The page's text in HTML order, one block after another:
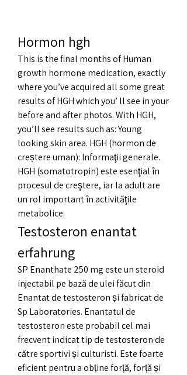
Hormon hgh
This is the final months of Human
growth hormone medication, exactly
where you’ve acquired all some great
results of HGH which you’ ll see in your
before and after photos. With HGH,
you’ll see results such as: Young
looking skin area. HGH (hormon de
creștere uman): Informaţii generale.
HGH (somatotropin) este esenţial în
procesul de creştere, iar la adult are
un rol important în activităţile
metabolice.
Testosteron enantat
erfahrung
SP Enanthate 250 mg este un steroid
injectabil pe bază de ulei făcut din
Enantat de testosteron și fabricat de
Sp Laboratories. Enantatul de
testosteron este probabil cel mai
frecvent indicat tip de testosteron de
către sportivi și culturisti. Este foarte
eficient pentru a obține forță, forță și